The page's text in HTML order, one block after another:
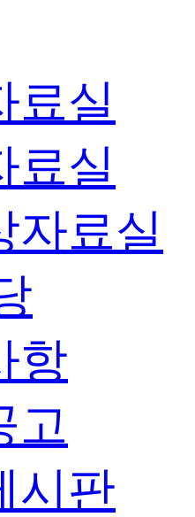
료실
료실
자료실
항
고
시판